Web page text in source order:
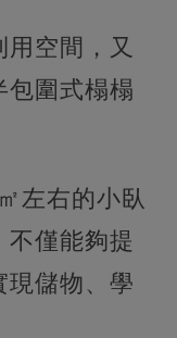
空間，又
包圍式榻榻
左右的小臥
不僅能夠提
現儲物、學